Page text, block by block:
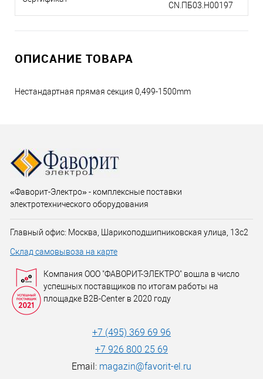
CN.ПБ03.H00197
ОПИСАНИЕ ТОВАРА
Нестандартная прямая секция 0,499-1500mm
«Фаворит-Электро» - комплексные поставки
электротехнического оборудования
Главный офис: Москва, Шарикоподшипниковская улица, 13с2
Склад самовывоза на карте
Компания ООО "ФАВОРИТ-ЭЛЕКТРО" вошла в число
успешных поставщиков по итогам работы на
площадке B2B-Center в 2020 году
+7 (495) 369 69 96
+7 926 800 25 69
Email: magazin@favorit-el.ru